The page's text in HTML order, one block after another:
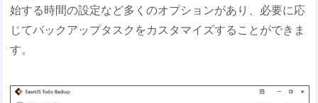
始する時間の設定など多くのオプションがあり、必要に応
じてバックアップタスクをカスタマイズすることができま
す。